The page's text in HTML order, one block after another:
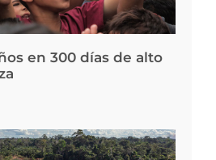
en 300 días de alto